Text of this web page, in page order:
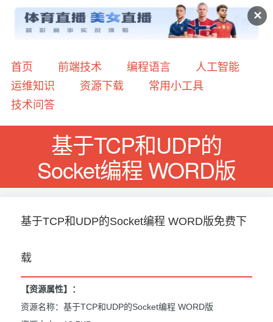
✕
首页 前端技术 编程语言
人工智能
运维知识
资源下载
常用小工具
技术问答
基于TCP和UDP的
Socket编程 WORD版
基于TCP和UDP的Socket编程 WORD版免费下
载
【资源属性】：
资源名称：基于TCP和UDP的Socket编程 WORD版